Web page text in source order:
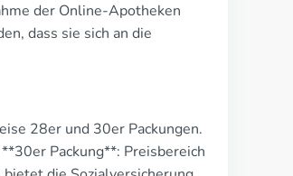
der Online-Apotheken
dass sie sich an die
28er und 30er Packungen.
Packung**: Preisbereich